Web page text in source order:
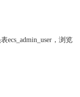
ecs_admin_user，浏览